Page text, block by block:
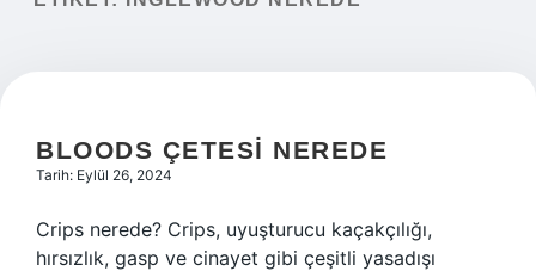
BLOODS ÇETESI NEREDE
Tarih: Eylül 26, 2024
Crips nerede? Crips, uyuşturucu kaçakçılığı,
hırsızlık, gasp ve cinayet gibi çeşitli yasadışı